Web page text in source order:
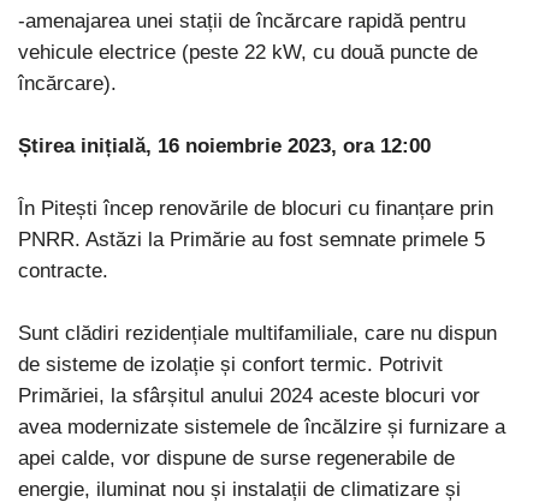
-amenajarea unei stații de încărcare rapidă pentru
vehicule electrice (peste 22 kW, cu două puncte de
încărcare).
Știrea inițială, 16 noiembrie 2023, ora 12:00
În Pitești încep renovările de blocuri cu finanțare prin
PNRR. Astăzi la Primărie au fost semnate primele 5
contracte.
Sunt clădiri rezidențiale multifamiliale, care nu dispun
de sisteme de izolație și confort termic. Potrivit
Primăriei, la sfârșitul anului 2024 aceste blocuri vor
avea modernizate sistemele de încălzire și furnizare a
apei calde, vor dispune de surse regenerabile de
energie, iluminat nou și instalații de climatizare și